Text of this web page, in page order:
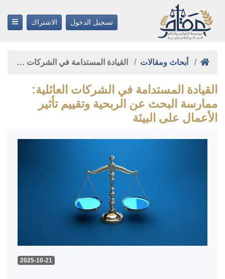
تسجيل الدخول الاشتراك
أبحاث ومقالات القيادة المستدامة في الشركات …
القيادة المستدامة في الشركات العائلية:
ممارسة البحث عن الربحية وتقييم تأثير
الأعمال على البيئة
2025-10-21